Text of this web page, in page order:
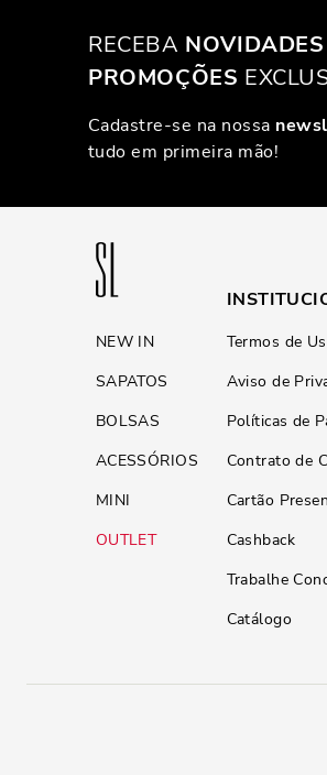
RECEBA NOVIDADES
PROMOÇÕES
Cadastre-se na nossa
tudo em primeira mão!
NEW IN
SAPATOS
BOLSAS
ACESSÓRIOS
MINI
OUTLET
Termos de
Aviso de
Políticas de
Contrato de
Cartão
Cashback
Trabalhe
Catálogo